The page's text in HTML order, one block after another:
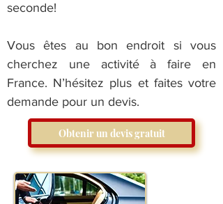
seconde!
Vous êtes au bon endroit si vous
cherchez une activité à faire en
France. N’hésitez plus et faites votre
demande pour un devis.
Obtenir un devis gratuit